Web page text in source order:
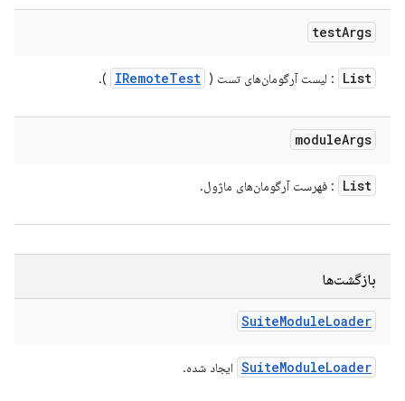
testArgs
List : لیست آرگومان‌های تست ( IRemoteTest
).
moduleArgs
List : فهرست آرگومان‌های ماژول.
بازگشت‌ها
SuiteModuleLoader
SuiteModuleLoader ایجاد شده.